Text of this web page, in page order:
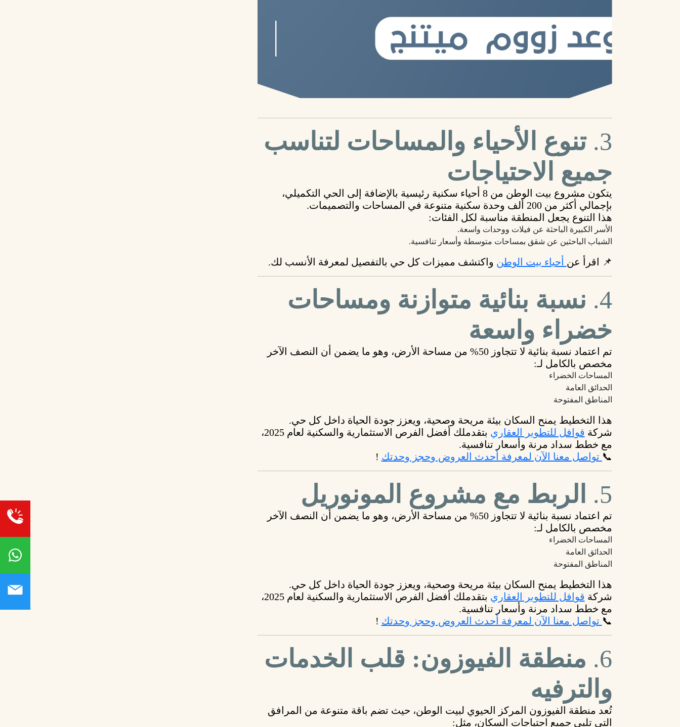
3. تنوع الأحياء والمساحات لتناسب
جميع الاحتياجات
يتكون مشروع بيت الوطن من8 أحياء سكنية رئيسية بالإضافة إلى الحي التكميلي،
بإجمالي أكثر من200 ألف وحدة سكنية
متنوعة في المساحات والتصميمات.
هذا التنوع يجعل المنطقة مناسبة لكل الفئات:
الأسر الكبيرة الباحثة عن فيلات ووحدات واسعة.
الشباب الباحثين عن شقق بمساحات متوسطة وأسعار تنافسية.
📌 اقرأ عن أحياء بيت الوطن واكتشف مميزات كل حي بالتفصيل لمعرفة الأنسب لك.
4. نسبة بنائية متوازنة ومساحات
خضراء واسعة
تم اعتماد نسبة بنائية لا تتجاوز 50%
من مساحة الأرض، وهو ما يضمن أن النصف الآخر
مخصص بالكامل لـ:
المساحات الخضراء
الحدائق العامة
المناطق المفتوحة
هذا التخطيط يمنح السكان بيئة مريحة وصحية، ويعزز جودة الحياة داخل كل حي.
شركة قوافل للتطوير العقاري
بتقدملك أفضل الفرص الاستثمارية والسكنية لعام 2025،
مع خطط سداد مرنة وأسعار تنافسية.
📞 تواصل معنا الآن لمعرفة أحدث العروض وحجز وحدتك !
5. الربط مع مشروع المونوريل
تم اعتماد نسبة بنائية لا تتجاوز 50%
من مساحة الأرض، وهو ما يضمن أن النصف الآخر
مخصص بالكامل لـ:
المساحات الخضراء
الحدائق العامة
المناطق المفتوحة
هذا التخطيط يمنح السكان بيئة مريحة وصحية، ويعزز جودة الحياة داخل كل حي.
شركة قوافل للتطوير العقاري
بتقدملك أفضل الفرص الاستثمارية والسكنية لعام 2025،
مع خطط سداد مرنة وأسعار تنافسية.
📞 تواصل معنا الآن لمعرفة أحدث العروض وحجز وحدتك !
6. منطقة الفيوزون: قلب الخدمات
والترفيه
تُعد منطقة الفيوزون المركز الحيوي لبيت الوطن، حيث تضم باقة متنوعة من المرافق
التي تلبي جميع احتياجات السكان، مثل: